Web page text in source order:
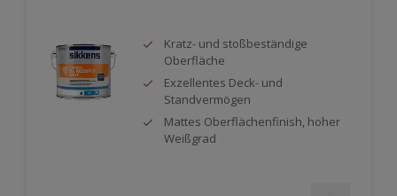
Kratz- und stoßbeständige
Oberfläche
Exzellentes Deck- und
Standvermögen
Mattes Oberflächenfinish, hoher
Weißgrad